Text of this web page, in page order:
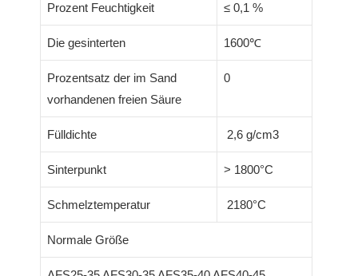
Prozent Feuchtigkeit ≤ 0,1 %
Die gesinterten 1600℃
Prozentsatz der im Sand
vorhandenen freien Säure
0
Fülldichte 2,6 g/cm3
Sinterpunkt > 1800°C
Schmelztemperatur 2180°C
Normale Größe